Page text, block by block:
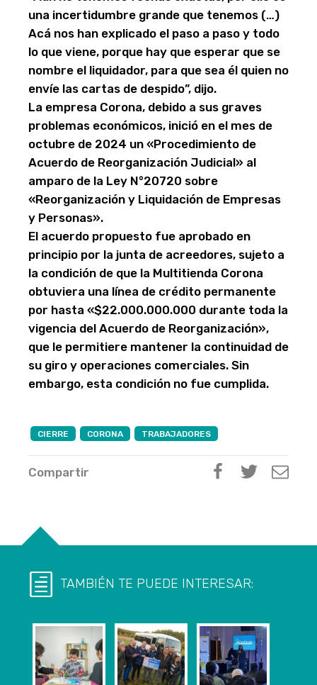
una incertidumbre grande que tenemos (…)
Acá nos han explicado el paso a paso y todo
lo que viene, porque hay que esperar que se
nombre el liquidador, para que sea él quien no
envíe las cartas de despido”, dijo.
La empresa Corona, debido a sus graves
problemas económicos, inició en el mes de
octubre de 2024 un «Procedimiento de
Acuerdo de Reorganización Judicial» al
amparo de la Ley N°20720 sobre
«Reorganización y Liquidación de Empresas
y Personas».
El acuerdo propuesto fue aprobado en
principio por la junta de acreedores, sujeto a
la condición de que la Multitienda Corona
obtuviera una línea de crédito permanente
por hasta «$22.000.000.000 durante toda la
vigencia del Acuerdo de Reorganización»,
que le permitiere mantener la continuidad de
su giro y operaciones comerciales. Sin
embargo, esta condición no fue cumplida.
CIERRE CORONA TRABAJADORES
Compartir
TAMBIÉN TE PUEDE INTERESAR: